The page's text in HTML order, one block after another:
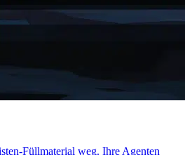
Füllmaterial weg. Ihre Agenten